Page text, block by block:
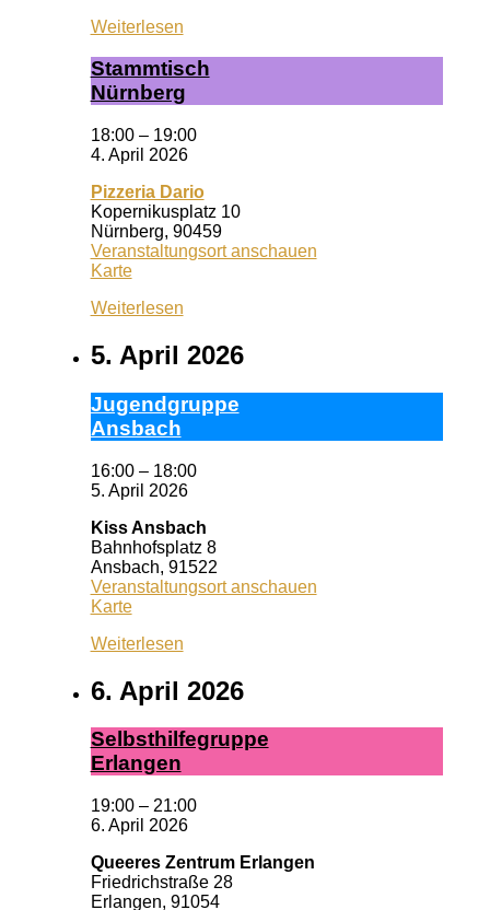
Zentrum
Weiterlesen
Stamm­tisch
Nürn­berg
18:00 – 19:00
4. April 2026
Pizzeria Dario
Kopernikusplatz 10
Nürnberg, 90459
Veranstaltungsort anschauen
KartePizzeria
Weiterlesen
5. April 2026
Ju­gend­grup­pe
Ans­bach
16:00 – 18:00
5. April 2026
Kiss Ansbach
Bahnhofsplatz 8
Ansbach, 91522
Veranstaltungsort anschauen
KarteKiss
Weiterlesen
6. April 2026
Selbst­hil­fe­grup­pe
Er­lan­gen
19:00 – 21:00
6. April 2026
Queeres Zentrum Erlangen
Friedrichstraße 28
Erlangen, 91054